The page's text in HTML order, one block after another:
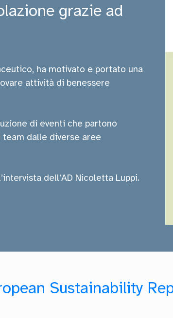
grazie ad
ha motivato e portato una
attività di benessere
di eventi che partono
dalle diverse aree
dell’AD Nicoletta Luppi.
Sustainability